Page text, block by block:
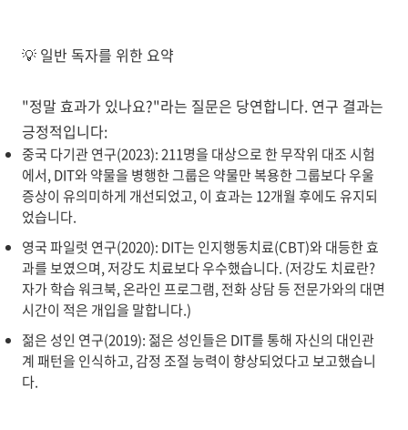
💡 일반 독자를 위한 요약
"정말 효과가 있나요?"라는 질문은 당연합니다. 연구 결과는
긍정적입니다:
중국 다기관 연구(2023): 211명을 대상으로 한 무작위 대조 시험
에서, DIT와 약물을 병행한 그룹은 약물만 복용한 그룹보다 우울
증상이 유의미하게 개선되었고, 이 효과는 12개월 후에도 유지되
었습니다.
영국 파일럿 연구(2020): DIT는 인지행동치료(CBT)와 대등한 효
과를 보였으며, 저강도 치료보다 우수했습니다. (저강도 치료란?
자가 학습 워크북, 온라인 프로그램, 전화 상담 등 전문가와의 대면
시간이 적은 개입을 말합니다.)
젊은 성인 연구(2019): 젊은 성인들은 DIT를 통해 자신의 대인관
계 패턴을 인식하고, 감정 조절 능력이 향상되었다고 보고했습니
다.